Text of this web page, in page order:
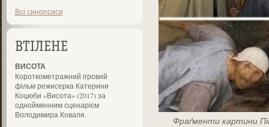
Всі синопсиси
ВТІЛЕНЕ
ВИСОТА
Короткометражний ігровий
фільм режисерка Катерини
Коцюби «Висота» (2017) за
однойменним сценарієм
Володимира Коваля.
Фраґменти картини